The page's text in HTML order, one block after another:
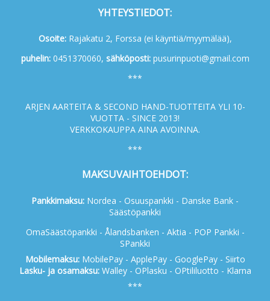
YHTEYSTIEDOT:
Osoite:Rajakatu 2, Forssa (ei käyntiä/myymälää),
puhelin:0451370060, sähköposti:pusurinpuoti@gmail.com
***
ARJEN AARTEITA & SECOND HAND-TUOTTEITA YLI 10-
VUOTTA - SINCE 2013!
VERKKOKAUPPA AINA AVOINNA.
***
MAKSUVAIHTOEHDOT:
Pankkimaksu: Nordea - Osuuspankki - Danske Bank -
Säästöpankki
OmaSäästöpankki - Ålandsbanken - Aktia - POP Pankki -
SPankki
Mobilemaksu:MobilePay - ApplePay - GooglePay - Siirto
Lasku- ja osamaksu:Walley - OPlasku - OPtililuotto - Klarna
***